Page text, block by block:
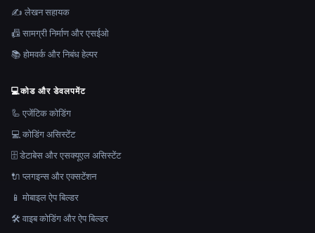
✍️ लेखन सहायक
📠 सामग्री निर्माण और एसईओ
📚 होमवर्क और निबंध हेल्पर
💻कोड और डेवलपमेंट
🦾 एजेंटिक कोडिंग
💻 कोडिंग असिस्टेंट
🗄️ डेटाबेस और एसक्यूएल असिस्टेंट
🔌 प्लगइन्स और एक्सटेंशन
📱 मोबाइल ऐप बिल्डर
🛠️ वाइब कोडिंग और ऐप बिल्डर